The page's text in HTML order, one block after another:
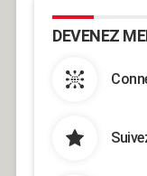
DEVENEZ